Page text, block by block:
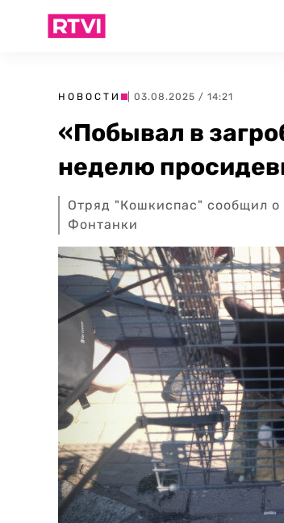
НОВОСТИ | 03.08.2025 / 14:21
«Побывал в
неделю
Отряд "Кошкиспас" сообщил
Фонтанки